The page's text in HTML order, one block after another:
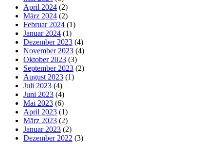
April 2024 (2)
März 2024 (2)
Februar 2024 (1)
Januar 2024 (1)
Dezember 2023 (4)
November 2023 (4)
Oktober 2023 (3)
September 2023 (2)
August 2023 (1)
Juli 2023 (4)
Juni 2023 (4)
Mai 2023 (6)
April 2023 (1)
März 2023 (2)
Januar 2023 (2)
Dezember 2022 (3)